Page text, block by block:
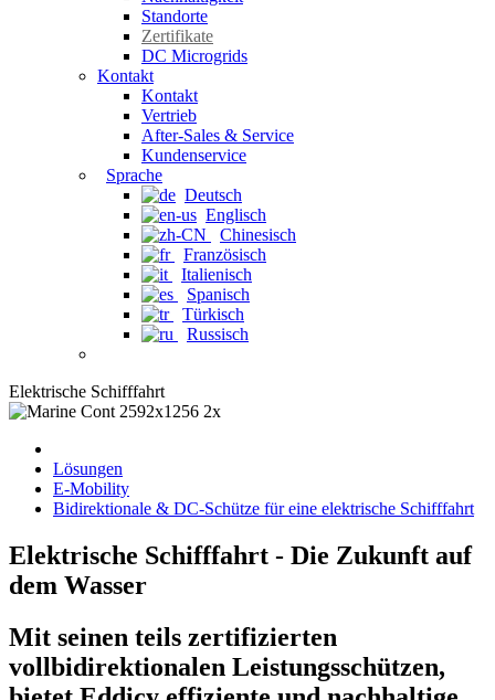
Standorte
Zertifikate
DC Microgrids
Kontakt
Kontakt
Vertrieb
After-Sales & Service
Kundenservice
Sprache
Deutsch
Englisch
Chinesisch
Französisch
Italienisch
Spanisch
Türkisch
Russisch
Elektrische Schifffahrt
Lösungen
E-Mobility
Bidirektionale & DC-Schütze für eine elektrische Schifffahrt
Elektrische Schifffahrt - Die Zukunft auf
dem Wasser
Mit seinen teils zertifizierten
vollbidirektionalen Leistungsschützen,